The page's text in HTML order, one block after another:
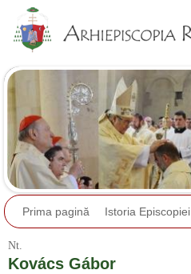
Prima pagină Istoria Episcopiei
Nt.
Kovács Gábor